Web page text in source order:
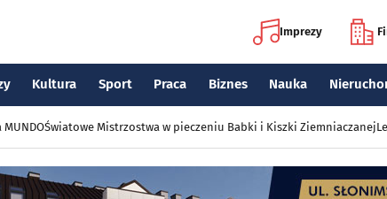
Imprezy
Kultura Sport Praca Biznes Nauka
Światowe Mistrzostwa w pieczeniu Babki i Kiszki Ziemniaczanej